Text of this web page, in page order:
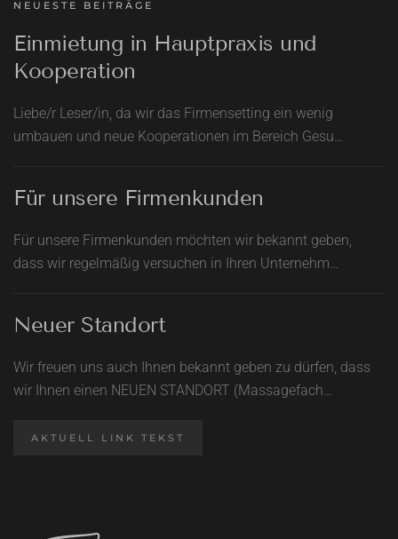
NEUESTE BEITRÄGE
Einmietung in Hauptpraxis und
Kooperation
Liebe/r Leser/in, da wir das Firmensetting ein wenig
umbauen und neue Kooperationen im Bereich Gesu…
Für unsere Firmenkunden
Für unsere Firmenkunden möchten wir bekannt geben,
dass wir regelmäßig versuchen in Ihren Unternehm…
Neuer Standort
Wir freuen uns auch Ihnen bekannt geben zu dürfen, dass
wir Ihnen einen NEUEN STANDORT (Massagefach…
AKTUELL LINK TEKST